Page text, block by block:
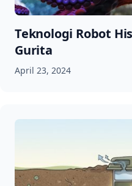
Teknologi Robot
Gurita
April 23, 2024